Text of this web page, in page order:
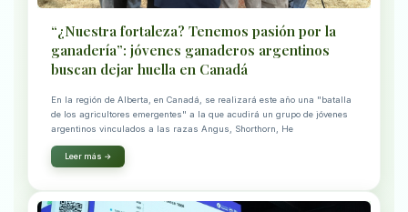
“¿Nuestra fortaleza? Tenemos pasión por la
ganadería”: jóvenes ganaderos argentinos
buscan dejar huella en Canadá
En la región de Alberta, en Canadá, se realizará este año una "batalla
de los agricultores emergentes" a la que acudirá un grupo de jóvenes
argentinos vinculados a las razas Angus, Shorthorn, He
Leer más →